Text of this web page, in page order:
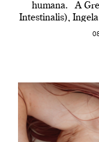
humana. A
Intestinalis),